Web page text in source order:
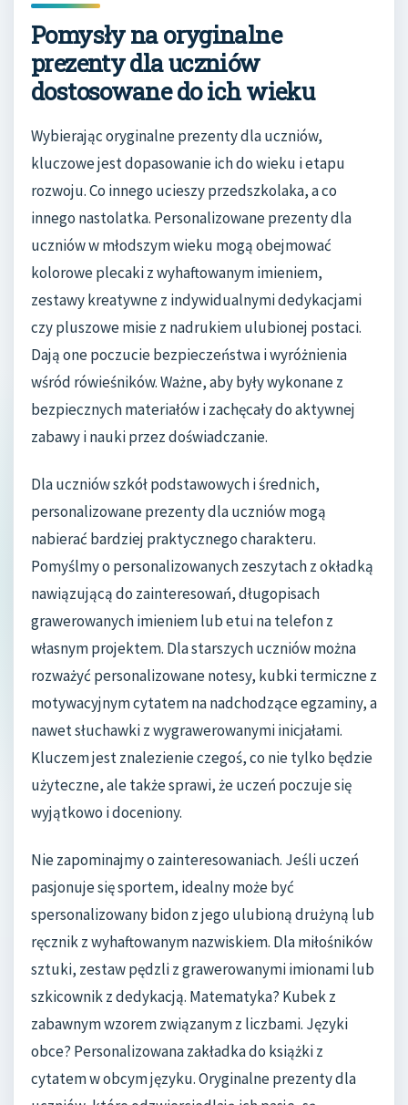
Pomysły na oryginalne
prezenty dla uczniów
dostosowane do ich wieku
Wybierając oryginalne prezenty dla uczniów,
kluczowe jest dopasowanie ich do wieku i etapu
rozwoju. Co innego ucieszy przedszkolaka, a co
innego nastolatka. Personalizowane prezenty dla
uczniów w młodszym wieku mogą obejmować
kolorowe plecaki z wyhaftowanym imieniem,
zestawy kreatywne z indywidualnymi dedykacjami
czy pluszowe misie z nadrukiem ulubionej postaci.
Dają one poczucie bezpieczeństwa i wyróżnienia
wśród rówieśników. Ważne, aby były wykonane z
bezpiecznych materiałów i zachęcały do aktywnej
zabawy i nauki przez doświadczanie.
Dla uczniów szkół podstawowych i średnich,
personalizowane prezenty dla uczniów mogą
nabierać bardziej praktycznego charakteru.
Pomyślmy o personalizowanych zeszytach z okładką
nawiązującą do zainteresowań, długopisach
grawerowanych imieniem lub etui na telefon z
własnym projektem. Dla starszych uczniów można
rozważyć personalizowane notesy, kubki termiczne z
motywacyjnym cytatem na nadchodzące egzaminy, a
nawet słuchawki z wygrawerowanymi inicjałami.
Kluczem jest znalezienie czegoś, co nie tylko będzie
użyteczne, ale także sprawi, że uczeń poczuje się
wyjątkowo i doceniony.
Nie zapominajmy o zainteresowaniach. Jeśli uczeń
pasjonuje się sportem, idealny może być
spersonalizowany bidon z jego ulubioną drużyną lub
ręcznik z wyhaftowanym nazwiskiem. Dla miłośników
sztuki, zestaw pędzli z grawerowanymi imionami lub
szkicownik z dedykacją. Matematyka? Kubek z
zabawnym wzorem związanym z liczbami. Języki
obce? Personalizowana zakładka do książki z
cytatem w obcym języku. Oryginalne prezenty dla